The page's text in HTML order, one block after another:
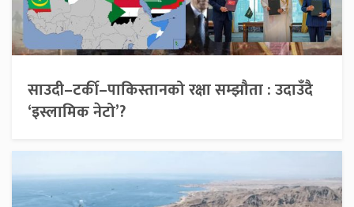
साउदी–टर्की–पाकिस्तानको रक्षा सम्झौता : उदाउँदै
‘इस्लामिक नेटो’?